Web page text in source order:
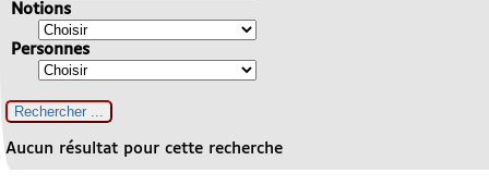
Notions
Personnes
Aucun résultat pour cette recherche